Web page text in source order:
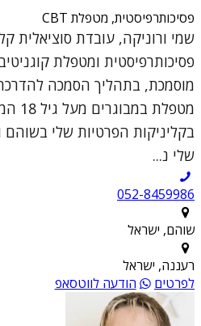
פסיכותרפיסטית, מטפלת CBT
בקליניקות הפרטיות שלי
שלי נ...
052-8459986
שוהם, ישראל
רעננה, ישראל
לפרטים
הודעה לווטסאפ